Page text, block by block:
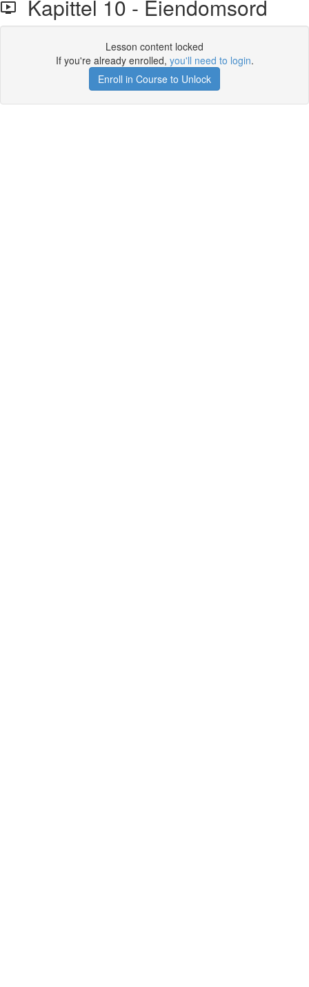
Kapittel 10 - Eiendomsord
Lesson content locked
If you're already enrolled, you'll need to login.
Enroll in Course to Unlock